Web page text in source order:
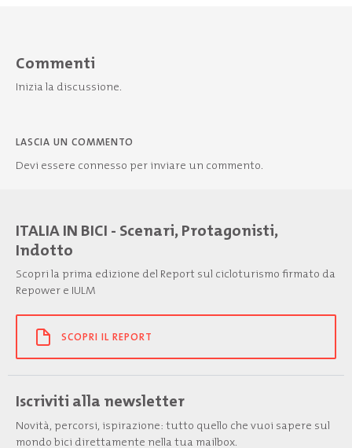
Commenti
Inizia la discussione.
LASCIA UN COMMENTO
Devi essere connesso per inviare un commento.
ITALIA IN BICI - Scenari, Protagonisti,
Indotto
Scopri la prima edizione del Report sul cicloturismo firmato da
Repower e IULM
SCOPRI IL REPORT
Iscriviti alla newsletter
Novità, percorsi, ispirazione: tutto quello che vuoi sapere sul
mondo bici direttamente nella tua mailbox.